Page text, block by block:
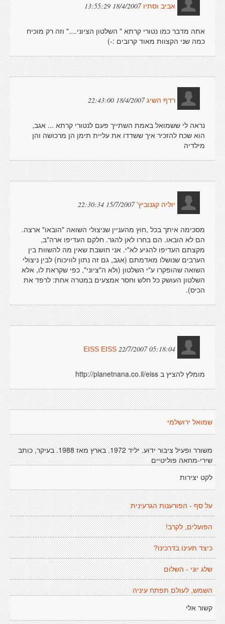
אביב וסתיו 18/4/2007 13:55:29
אתה מדבר כמו נטורי קרתא " השלטון הציוני...." וזה רק מוכיח
כמה שני הקצוות מאוד קרובים :-)
רדף השיג 18/4/2007 22:43:00
נראה לי ששמואל באמת השתייך פעם לנטורי קרתא ... אגב,
הוא שכח להזכיר איך ששדדו את עליית תימן הן מרכושה והן
מילדיה
יוליה קגנוביץ' 15/7/2007 22:30:34
מסכימה איתך בכל ,חוץ מהעניין שניצולי השואה "הובאו" ארצה.
הם לא הובאו. הם בחרו לאן להגר. חלקם העדיפו ארה"ב,
מקצתם העדיפו להגיע לא"י. אני חושבת שאין מה להשוות בין
הערבים שנושלו מאדמתם (אגב, גם זה נתון לוויכוח) לבין ניצולי
השואה שהופקרו ע"י השלטון (ולא ה"ציוני", כפי שקראת לו, אלא
השלטון העושק כל חלש וחסר אמצעים במטרה אחת: לרפד את
הכיס).
EISS EISS 22/7/2007 05:18:04
מומלץ להציץ ב http://planetnana.co.il/eiss
שמואל ירושלמי
משורר ופעיל ציבור ידוע. יליד 1972. בארץ מאז 1988. בעיקר, כותב
שירי-מחאה פוליטיים
לקט יצירות
על סף - הפורענות הגרעינית
הפועלים, לקרב!
כיצד תעינו בדרכינו?
שלג יוני - השלום
השמש, לעולם תפתח עיניה
קשור אלי